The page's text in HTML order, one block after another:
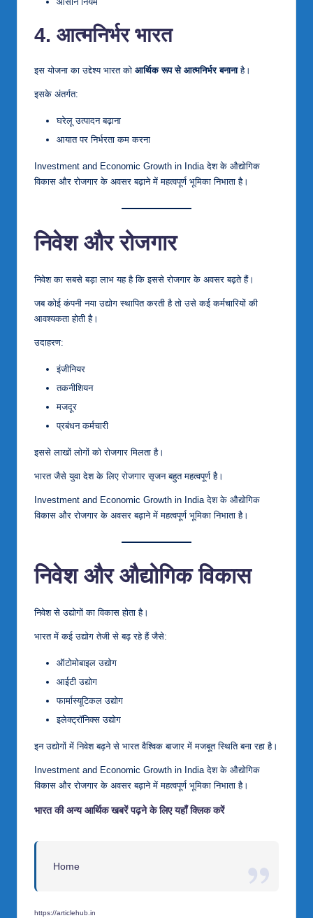
4. आत्मनिर्भर भारत
इस योजना का उद्देश्य भारत को आर्थिक रूप से आत्मनिर्भर बनानाहै।
इसके अंतर्गत:
घरेलू उत्पादन बढ़ाना
आयात पर निर्भरता कम करना
Investment and Economic Growth in India देश के औद्योगिक
विकास और रोजगार के अवसर बढ़ाने में महत्वपूर्ण भूमिका निभाता है।
निवेश और रोजगार
निवेश का सबसे बड़ा लाभ यह है कि इससे रोजगार के अवसर बढ़ते हैं।
जब कोई कंपनी नया उद्योग स्थापित करती है तो उसे कई कर्मचारियों की
आवश्यकता होती है।
उदाहरण:
इंजीनियर
तकनीशियन
मजदूर
प्रबंधन कर्मचारी
इससे लाखों लोगों को रोजगार मिलता है।
भारत जैसे युवा देश के लिए रोजगार सृजन बहुत महत्वपूर्ण है।
Investment and Economic Growth in India देश के औद्योगिक
विकास और रोजगार के अवसर बढ़ाने में महत्वपूर्ण भूमिका निभाता है।
निवेश और औद्योगिक विकास
निवेश से उद्योगों का विकास होता है।
भारत में कई उद्योग तेजी से बढ़ रहे हैं जैसे:
ऑटोमोबाइल उद्योग
आईटी उद्योग
फार्मास्यूटिकल उद्योग
इलेक्ट्रॉनिक्स उद्योग
इन उद्योगों में निवेश बढ़ने से भारत वैश्विक बाजार में मजबूत स्थिति बना रहा है।
Investment and Economic Growth in India देश के औद्योगिक
विकास और रोजगार के अवसर बढ़ाने में महत्वपूर्ण भूमिका निभाता है।
भारत की अन्य आर्थिक खबरें पढ़ने के लिए यहाँ क्लिक करें
Home
https://articlehub.in